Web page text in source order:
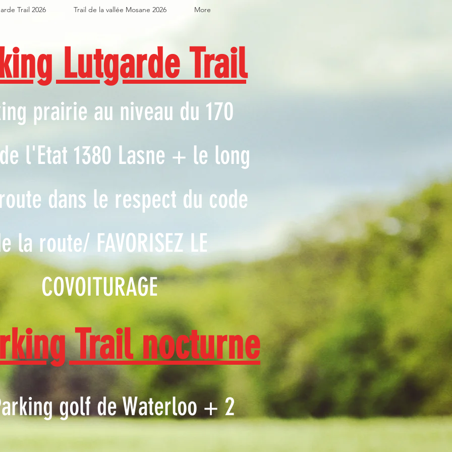
Trail 2026 Trail de la vallée Mosane 2026 More
Lutgarde Trail
prairie au niveau du 170
l'Etat 1380 Lasne + le long
dans le respect du code
la route/ FAVORISEZ LE
COVOITURAGE
Trail nocturne
golf de Waterloo + 2